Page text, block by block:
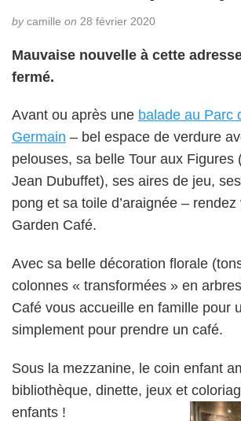
bycamille on 28 février 2020
Mauvaise nouvelle à cette
fermé.
Avant ou après une balade au Parc
Germain – bel espace de verdure
pelouses, sa belle Tour aux Figures
Jean Dubuffet), ses aires de jeu,
pong et sa toile d’araignée – rendez
Garden Café.
Avec sa belle décoration florale
colonnes « transformées » en
Café vous accueille en famille pour
simplement pour prendre un café.
Sous la mezzanine, le coin enfant
bibliothèque, dinette, jeux et
enfants !